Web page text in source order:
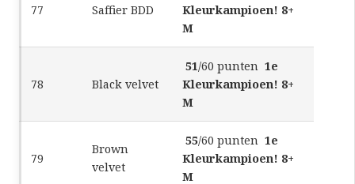
77 Saffier BDD
Kleurkampioen! 8+
M
78 Black velvet
51/60 punten 1e
Kleurkampioen! 8+
M
79
Brown
velvet
55/60 punten 1e
Kleurkampioen! 8+
M